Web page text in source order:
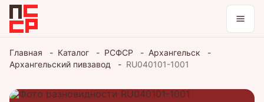
Каталог
Главная Каталог РСФСР
Архангельск
Архангельский пивзавод
RU040101-1001